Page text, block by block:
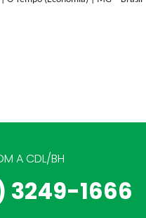
A CDL/BH
3249-1666